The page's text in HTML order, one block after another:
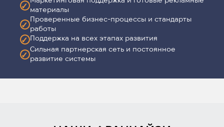
✓ материалы
✓
Проверенные бизнес-процессы и стандарты
работы
✓ Поддержка на всех этапах развития
✓
Сильная партнерская сеть и постоянное
развитие системы